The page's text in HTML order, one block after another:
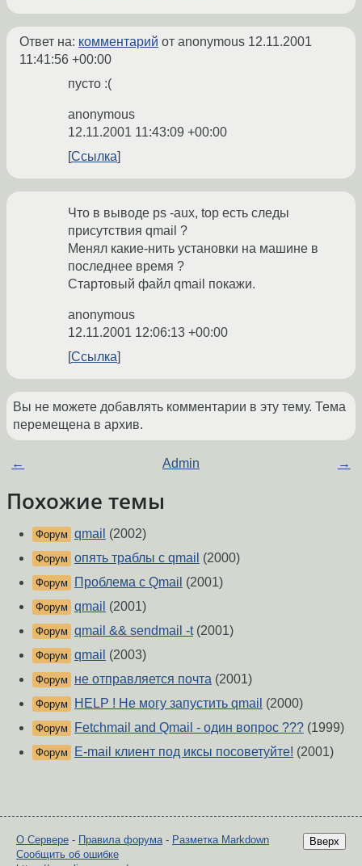
Ответ на: комментарий от anonymous 12.11.2001
11:41:56 +00:00
пусто :(
anonymous
12.11.2001 11:43:09 +00:00
Ссылка
Что в выводе ps -aux, top есть следы
присутствия qmail ?
Менял какие-нить установки на машине в
последнее время ?
Стартовый файл qmail покажи.
anonymous
12.11.2001 12:06:13 +00:00
Ссылка
Вы не можете добавлять комментарии в эту тему. Тема
перемещена в архив.
← Admin →
Похожие темы
Форум qmail (2002)
Форум опять траблы с qmail (2000)
Форум Проблема с Qmail (2001)
Форум qmail (2001)
Форум qmail && sendmail -t(2001)
Форум qmail (2003)
Форум не отправляется почта (2001)
Форум HELP ! Не могу запустить qmail (2000)
Форум Fetchmail and Qmail - один вопрос ??? (1999)
Форум E-mail клиент под иксы посоветуйте! (2001)
Вверх
О Сервере - Правила форума- Разметка Markdown
Сообщить об ошибке